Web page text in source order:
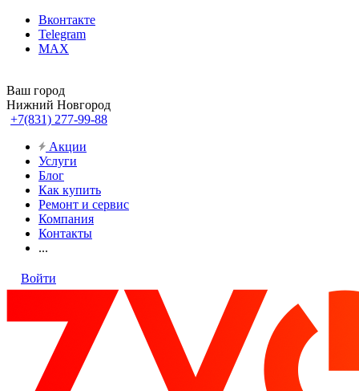
Вконтакте
Telegram
MAX
Ваш город
Нижний Новгород
+7(831) 277-99-88
Акции
Услуги
Блог
Как купить
Ремонт и сервис
Компания
Контакты
...
Войти